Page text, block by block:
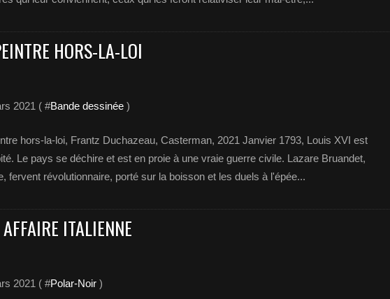
HORS-LA-LOI
2021 ( #Bande dessinée )
hors-la-loi, Frantz Duchazeau, Casterman, 2021 Janvier 1793, Louis XVI est
Le pays se déchire et est en proie à une vraie guerre civile. Lazare Bruandet,
fervent révolutionnaire, porté sur la boisson et les duels à l'épée...
ITALIENNE
2021 ( #Polar-Noir )